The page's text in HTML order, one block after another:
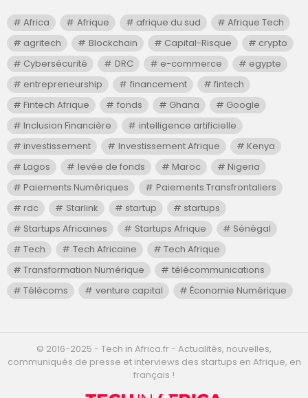
Africa Afrique afrique du sud
Afrique Tech
agritech
Blockchain Capital-Risque
crypto
Cybersécurité
DRC e-commerce
egypte
entrepreneurship
financement
fintech
Fintech Afrique
fonds Ghana
Google
Inclusion Financière
intelligence artificielle
investissement
Investissement Afrique
Kenya
Lagos
levée de fonds Maroc
Nigeria
Paiements Numériques
Paiements Transfrontaliers
rdc
Starlink startup
startups
Startups Africaines
Startups Afrique
Sénégal
Tech
Tech Africaine
Tech Afrique
Transformation Numérique
télécommunications
Télécoms
venture capital Économie Numérique
©️ 2016-2025 - Tech in Africa.fr - Actualités, nouvelles,
communiqués de presse et interviews des startups en Afrique, en
français !